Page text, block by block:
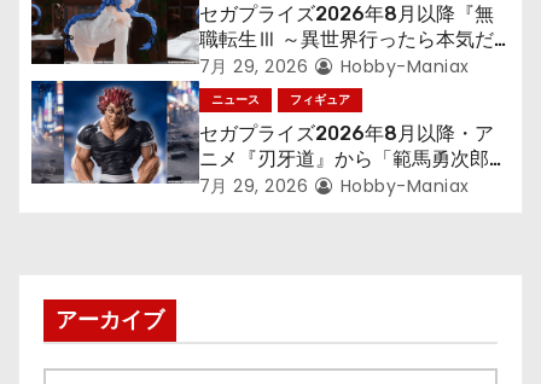
セガプライズ2026年8月以降『無
職転生Ⅲ ～異世界行ったら本気だ
す～』から「ロキシー」のフィギュ
アが登場！
7月 29, 2026 Hobby-Maniax
ニュース フィギュア
セガプライズ2026年8月以降・ア
ニメ『刃牙道』から「範馬勇次郎」
が登場ッッ!!
7月 29, 2026 Hobby-Maniax
アーカイブ